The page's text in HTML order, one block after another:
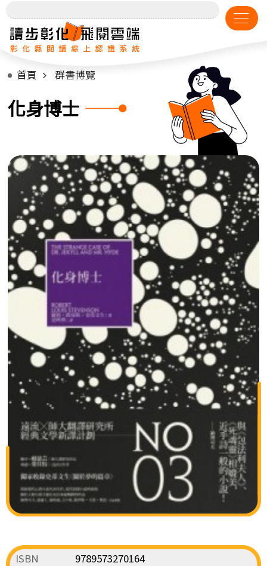
首頁 群書博覽
化身博士
ISBN
9789573270164